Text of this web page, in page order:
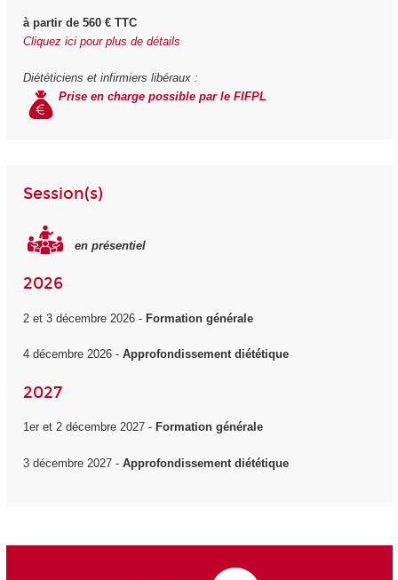
à partir de 560 € TTC
Cliquez ici pour plus de détails
Diététiciens et infirmiers libéraux :
Prise en charge possible par le FIFPL
Session(s)
en présentiel
2026
2 et 3 décembre 2026 - Formation générale
4 décembre 2026 - Approfondissement diététique
2027
1er et 2 décembre 2027 - Formation générale
3 décembre 2027 - Approfondissement diététique